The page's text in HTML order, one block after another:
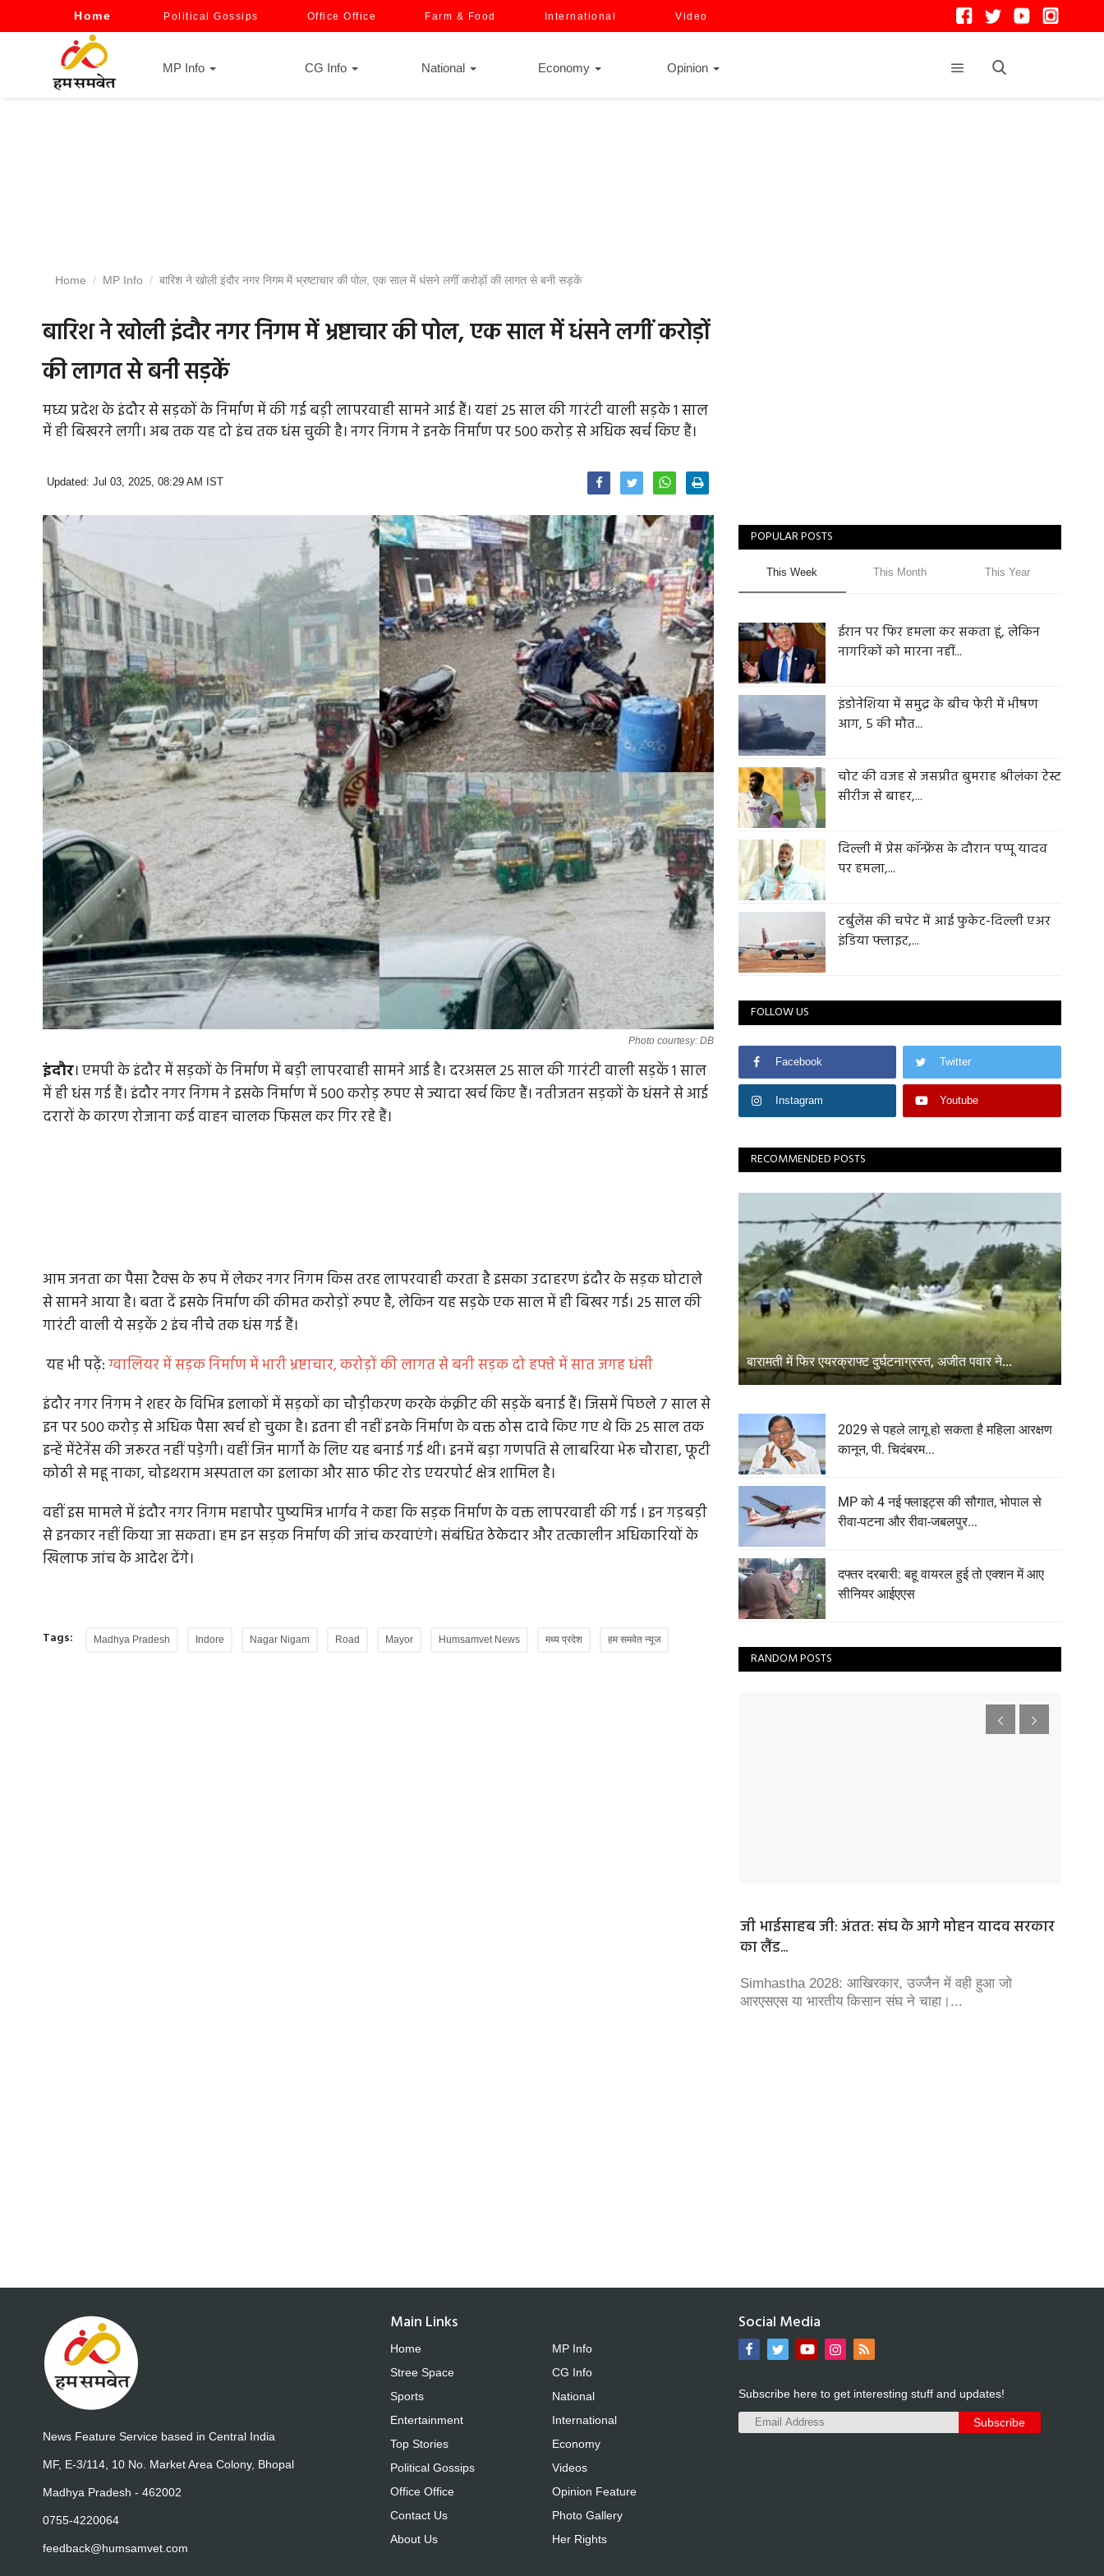
Home Political Gossips Office Office Farm & Food International Video
MP Info CG Info National Economy Opinion
Home MP Info बारिश ने खोली इंदौर नगर निगम में भ्रष्टाचार की पोल, एक साल में धंसने लगीं करोड़ों की लागत से बनी सड़कें
बारिश ने खोली इंदौर नगर निगम में भ्रष्टाचार की पोल, एक साल में धंसने लगीं करोड़ों
की लागत से बनी सड़कें
मध्य प्रदेश के इंदौर से सड़कों के निर्माण में की गई बड़ी लापरवाही सामने आई हैं। यहां 25 साल की गारंटी वाली सड़के 1 साल
में ही बिखरने लगी। अब तक यह दो इंच तक धंस चुकी है। नगर निगम ने इनके निर्माण पर 500 करोड़ से अधिक खर्च किए हैं‍।
Updated: Jul 03, 2025, 08:29 AM IST
Photo courtesy: DB
इंदौर। एमपी के इंदौर में सड़कों के निर्माण में बड़ी लापरवाही सामने आई है। दरअसल 25 साल की गारंटी वाली सड़कें 1 साल
में ही धंस गई हैं। इंदौर नगर निगम ने इसके निर्माण में 500 करोड़ रुपए से ज्यादा खर्च किए हैं। नतीजतन सड़कों के धंसने से आई
दरारों के कारण रोजाना कई वाहन चालक फिसल कर गिर रहे हैं।
आम जनता का पैसा टैक्स के रूप में लेकर नगर निगम किस तरह लापरवाही करता है इसका उदाहरण इंदौर के सड़क घोटाले
से सामने आया है। बता दें इसके निर्माण की कीमत करोड़ों रुपए है, लेकिन यह सड़के एक साल में ही बिखर गई। 25 साल की
गारंटी वाली ये सड़कें 2 इंच नीचे तक धंस गई हैं।
यह भी पढ़ें:ग्वालियर में सड़क निर्माण में भारी भ्रष्टाचार, करोड़ों की लागत से बनी सड़क दो हफ्ते में सात जगह धंसी
इंदौर नगर निगम ने शहर के विभिन्न इलाकों में सड़कों का चौड़ीकरण करके कंक्रीट की सड़कें बनाई हैं। जिसमें पिछले 7 साल से
इन पर 500 करोड़ से अधिक पैसा खर्च हो चुका है। इतना ही नहीं इनके निर्माण के वक्त ठोस दावे किए गए थे कि 25 साल तक
इन्हें मेंटेनेंस की जरूरत नहीं पड़ेगी। वहीं जिन मार्गों के लिए यह बनाई गई थी। इनमें बड़ा गणपति से लाबरिया भेरू चौराहा, फूटी
कोठी से महू नाका, चोइथराम अस्पताल का इलाका और साठ फीट रोड एयरपोर्ट क्षेत्र शामिल है।
वहीं इस मामले में इंदौर नगर निगम महापौर पुष्यमित्र भार्गव ने कहा कि सड़क निर्माण के वक्त लापरवाही की गई । इन गड़बड़ी
से इनकार नहीं किया जा सकता। हम इन सड़क निर्माण की जांच करवाएंगे। संबंधित ठेकेदार और तत्कालीन अधिकारियों के
खिलाफ जांच के आदेश देंगे।
Tags: Madhya Pradesh Indore Nagar Nigam Road Mayor Humsamvet News मध्य प्रदेश हम समवेत न्यूज
POPULAR POSTS
This Week This Month This Year
ईरान पर फिर हमला कर सकता हूं, लेकिन
नागरिकों को मारना नहीं...
इंडोनेशिया में समुद्र के बीच फेरी में भीषण
आग, 5 की मौत...
चोट की वजह से जसप्रीत बुमराह श्रीलंका टेस्ट
सीरीज से बाहर,...
दिल्ली में प्रेस कॉन्फ्रेंस के दौरान पप्पू यादव
पर हमला,...
टर्बुलेंस की चपेट में आई फुकेट-दिल्ली एअर
इंडिया फ्लाइट,...
FOLLOW US
Facebook Twitter
Instagram Youtube
RECOMMENDED POSTS
बारामती में फिर एयरक्राफ्ट दुर्घटनाग्रस्त, अजीत पवार ने...
2029 से पहले लागू हो सकता है महिला आरक्षण
कानून, पी. चिदंबरम...
MP को 4 नई फ्लाइट्स की सौगात, भोपाल से
रीवा-पटना और रीवा-जबलपुर...
दफ्तर दरबारी: बहू वायरल हुई तो एक्शन में आए
सीनियर आईएएस
RANDOM POSTS
जी भाईसाहब जी: अंतत: संघ के आगे मोहन यादव सरकार
का लैंड...
Simhastha 2028: आखिरकार, उज्‍जैन में वही हुआ जो
आरएसएस या भारतीय किसान संघ ने चाहा।...
News Feature Service based in Central India
MF, E-3/114, 10 No. Market Area Colony, Bhopal
Madhya Pradesh - 462002
0755-4220064
feedback@humsamvet.com
Main Links
Home
Stree Space
Sports
Entertainment
Top Stories
Political Gossips
Office Office
Contact Us
About Us
MP Info
CG Info
National
International
Economy
Videos
Opinion Feature
Photo Gallery
Her Rights
Social Media
Subscribe here to get interesting stuff and updates!